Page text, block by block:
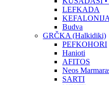
LEFKADA
KEFALONIJA
Budva
GRČKA (Halkidiki)
PEFKOHORI
Hanioti
AFITOS
Neos
SARTI